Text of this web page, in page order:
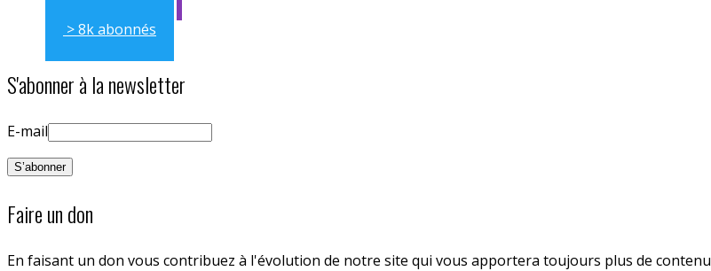
> 8k abonnés
S'abonner à la newsletter
E-mail
Faire un don
En faisant un don vous contribuez à l'évolution de notre site qui vous apportera toujours plus de contenu